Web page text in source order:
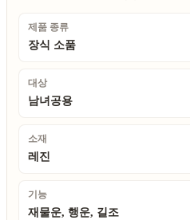
제품 종류
장식 소품
대상
남녀공용
소재
레진
기능
재물운, 행운, 길조